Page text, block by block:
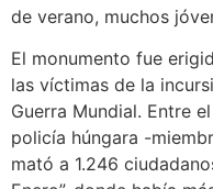
de verano, muchos
El monumento fue
las víctimas de la
Guerra Mundial. Entre
policía húngara -
mató a 1.246